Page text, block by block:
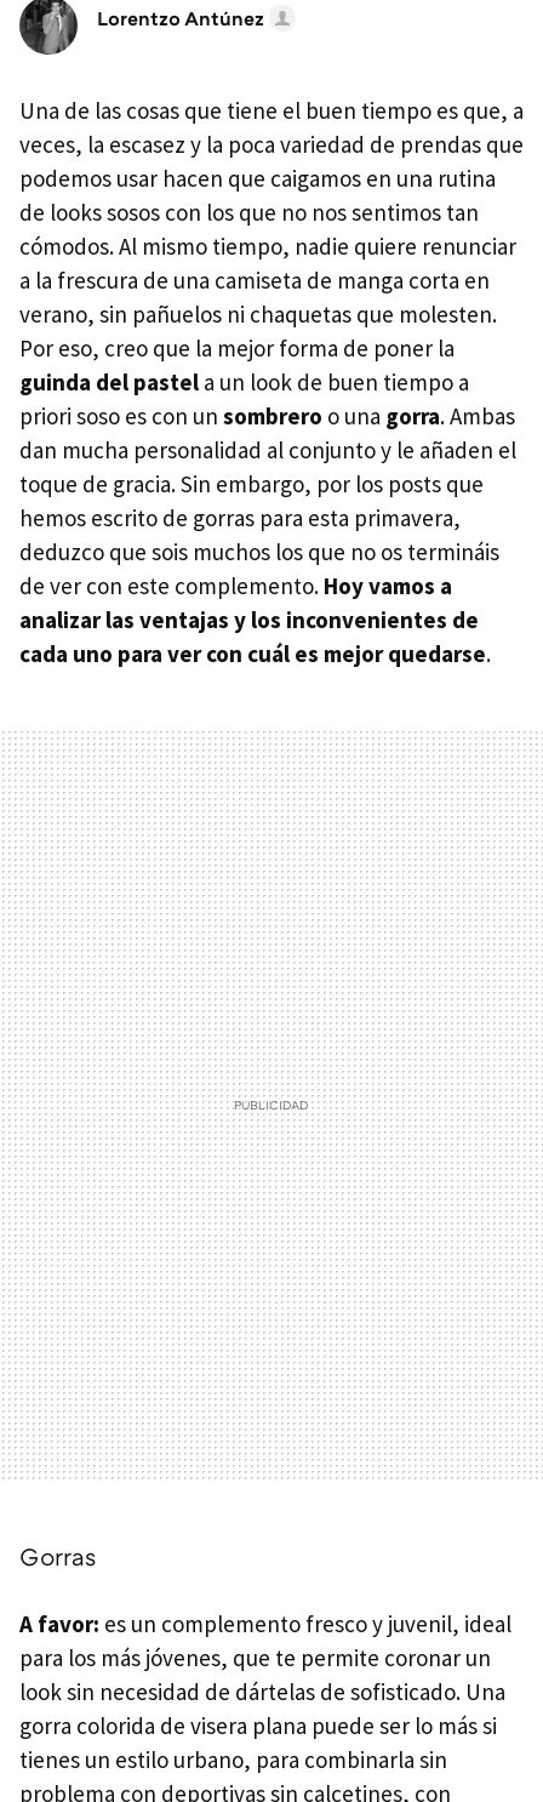
Lorentzo Antúnez
Una de las cosas que tiene el buen tiempo es que, a
veces, la escasez y la poca variedad de prendas que
podemos usar hacen que caigamos en una rutina
de looks sosos con los que no nos sentimos tan
cómodos. Al mismo tiempo, nadie quiere renunciar
a la frescura de una camiseta de manga corta en
verano, sin pañuelos ni chaquetas que molesten.
Por eso, creo que la mejor forma de poner la
guinda del pastel a un look de buen tiempo a
priori soso es con un sombrero o una gorra. Ambas
dan mucha personalidad al conjunto y le añaden el
toque de gracia. Sin embargo, por los posts que
hemos escrito de gorras para esta primavera,
deduzco que sois muchos los que no os termináis
de ver con este complemento. Hoy vamos a
analizar las ventajas y los inconvenientes de
cada uno para ver con cuál es mejor quedarse.
Gorras
A favor: es un complemento fresco y juvenil, ideal
para los más jóvenes, que te permite coronar un
look sin necesidad de dártelas de sofisticado. Una
gorra colorida de visera plana puede ser lo más si
tienes un estilo urbano, para combinarla sin
problema con deportivas sin calcetines, con